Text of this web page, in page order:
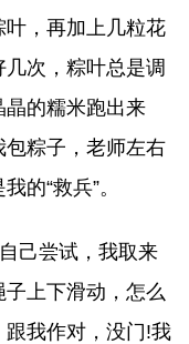
叶，再加上几粒花
次，粽叶总是调
晶的糯米跑出来
粽子，老师左右
的“救兵”。
己尝试，我取来
上下滑动，怎么
我作对，没门!我